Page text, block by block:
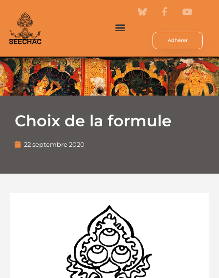
Adhérer
Choix de la formule
22 septembre 2020